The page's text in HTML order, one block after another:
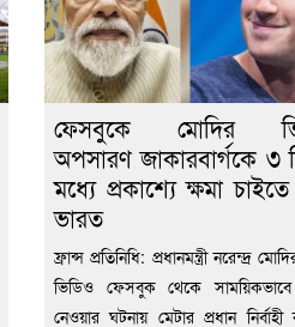
ফেসবুকে মোদির
অপসারণ জাকারবার্গকে ৩
মধ্যে প্রকাশ্যে ক্ষমা
ভারত
ফ্রান্স প্রতিনিধি: প্রধানমন্ত্রী নরেন্দ্র
ভিডিও ফেসবুক থেকে সাময়িকভাবে
নেওয়ার ঘটনায় মেটার প্রধান নির্বাহী